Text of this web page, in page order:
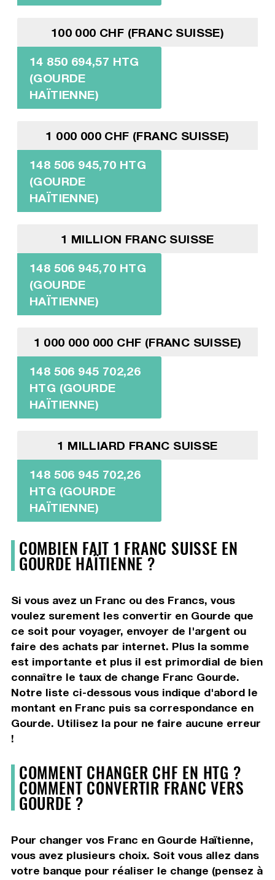
100 000 CHF (FRANC SUISSE)
14 850 694,57 HTG
(GOURDE
HAÏTIENNE)
1 000 000 CHF (FRANC SUISSE)
148 506 945,70 HTG
(GOURDE
HAÏTIENNE)
1 MILLION FRANC SUISSE
148 506 945,70 HTG
(GOURDE
HAÏTIENNE)
1 000 000 000 CHF (FRANC SUISSE)
148 506 945 702,26
HTG (GOURDE
HAÏTIENNE)
1 MILLIARD FRANC SUISSE
148 506 945 702,26
HTG (GOURDE
HAÏTIENNE)
COMBIEN FAIT 1 FRANC SUISSE EN
GOURDE HAÏTIENNE ?
Si vous avez un Franc ou des Francs, vous
voulez surement les convertir en Gourde que
ce soit pour voyager, envoyer de l'argent ou
faire des achats par internet. Plus la somme
est importante et plus il est primordial de bien
connaître le taux de change Franc Gourde.
Notre liste ci-dessous vous indique d'abord le
montant en Franc puis sa correspondance en
Gourde. Utilisez la pour ne faire aucune erreur
!
COMMENT CHANGER CHF EN HTG ?
COMMENT CONVERTIR FRANC VERS
GOURDE ?
Pour changer vos Franc en Gourde Haïtienne,
vous avez plusieurs choix. Soit vous allez dans
votre banque pour réaliser le change (pensez à